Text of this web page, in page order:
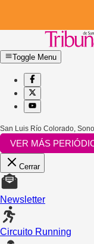
Toggle Menu
San Luis Río Colorado,
VER MÁS
Cerrar
Newsletter
Circuito Running